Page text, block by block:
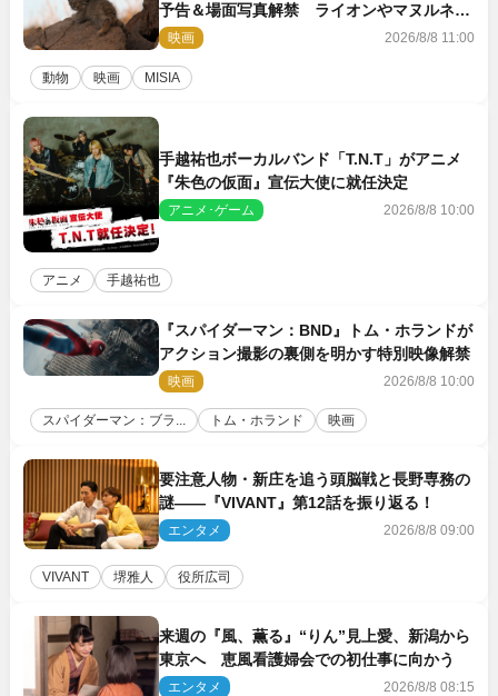
予告＆場面写真解禁 ライオンやマヌルネコ
の赤ちゃんが大集合
映画 2026/8/8 11:00
動物 映画 MISIA
手越祐也ボーカルバンド「T.N.T」がアニメ
『朱色の仮面』宣伝大使に就任決定
アニメ･ゲーム 2026/8/8 10:00
アニメ 手越祐也
『スパイダーマン：BND』トム・ホランドが
アクション撮影の裏側を明かす特別映像解禁
映画 2026/8/8 10:00
スパイダーマン：ブラ... トム・ホランド 映画
要注意人物・新庄を追う頭脳戦と長野専務の
謎――『VIVANT』第12話を振り返る！
エンタメ 2026/8/8 09:00
VIVANT 堺雅人 役所広司
来週の『風、薫る』“りん”見上愛、新潟から
東京へ 恵風看護婦会での初仕事に向かう
エンタメ 2026/8/8 08:15